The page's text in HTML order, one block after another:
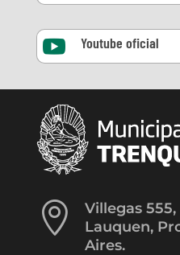
 Youtube oficial

Villegas
Lauquen,
Aires.